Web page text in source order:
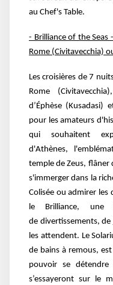
au Chef's Table.
- Brilliance of the Seas
Rome (Civitavecchia)
Les croisières de 7
Rome
d’Éphèse (Kusadasi)
pour les amateurs
qui souhaitent
d'Athènes,
temple de Zeus, flâner
s'immerger dans la
Colisée ou admirer les
le Brilliance, une
de divertissements,
les attendent. Le
de bains à remous, est
pouvoir se détendre
s’essayeront sur le